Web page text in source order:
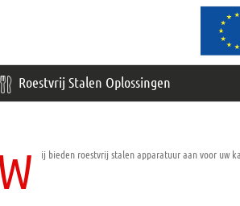
Roestvrij Stalen Oplossingen
ij bieden roestvrij stalen apparatuur aan voor uw